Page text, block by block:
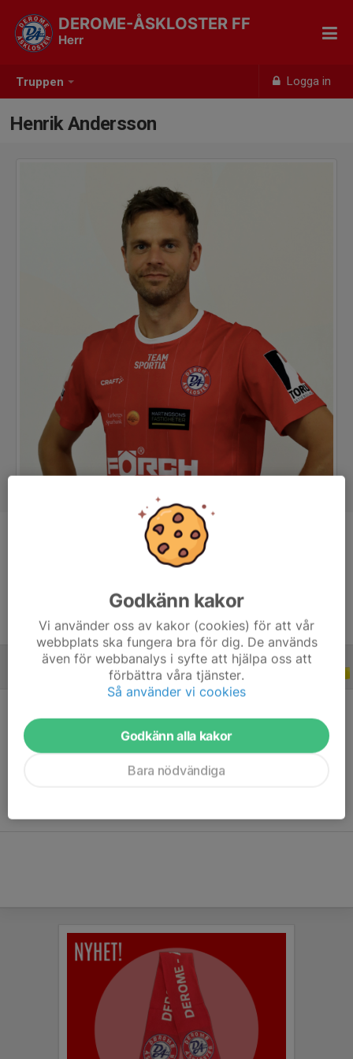
Truppen Logga in
DEROME-ÅSKLOSTER FF
Herr
Henrik Andersson
Back
TRÄNINGSMATCHER 2020
Godkänn kakor
Vi använder oss av kakor (cookies) för att vår
webbplats ska fungera bra för dig. De används
även för webbanalys i syfte att hjälpa oss att
förbättra våra tjänster.
Så använder vi cookies
Godkänn alla kakor
Bara nödvändiga